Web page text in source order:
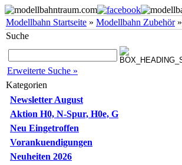
Modellbahn Startseite » Modellbahn Zubehör»
Suche
Erweiterte Suche »
Kategorien
Newsletter August
Aktion H0, N-Spur, H0e, G
Neu Eingetroffen
Vorankuendigungen
Neuheiten 2026